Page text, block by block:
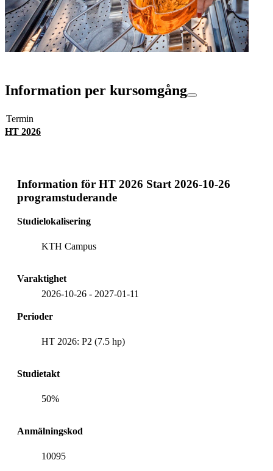
Information per kursomgång
Termin
HT 2026
Information för HT 2026 Start 2026-10-26
programstuderande
Studielokalisering
KTH Campus
Varaktighet
2026-10-26 - 2027-01-11
Perioder
HT 2026: P2 (7.5 hp)
Studietakt
50%
Anmälningskod
10095